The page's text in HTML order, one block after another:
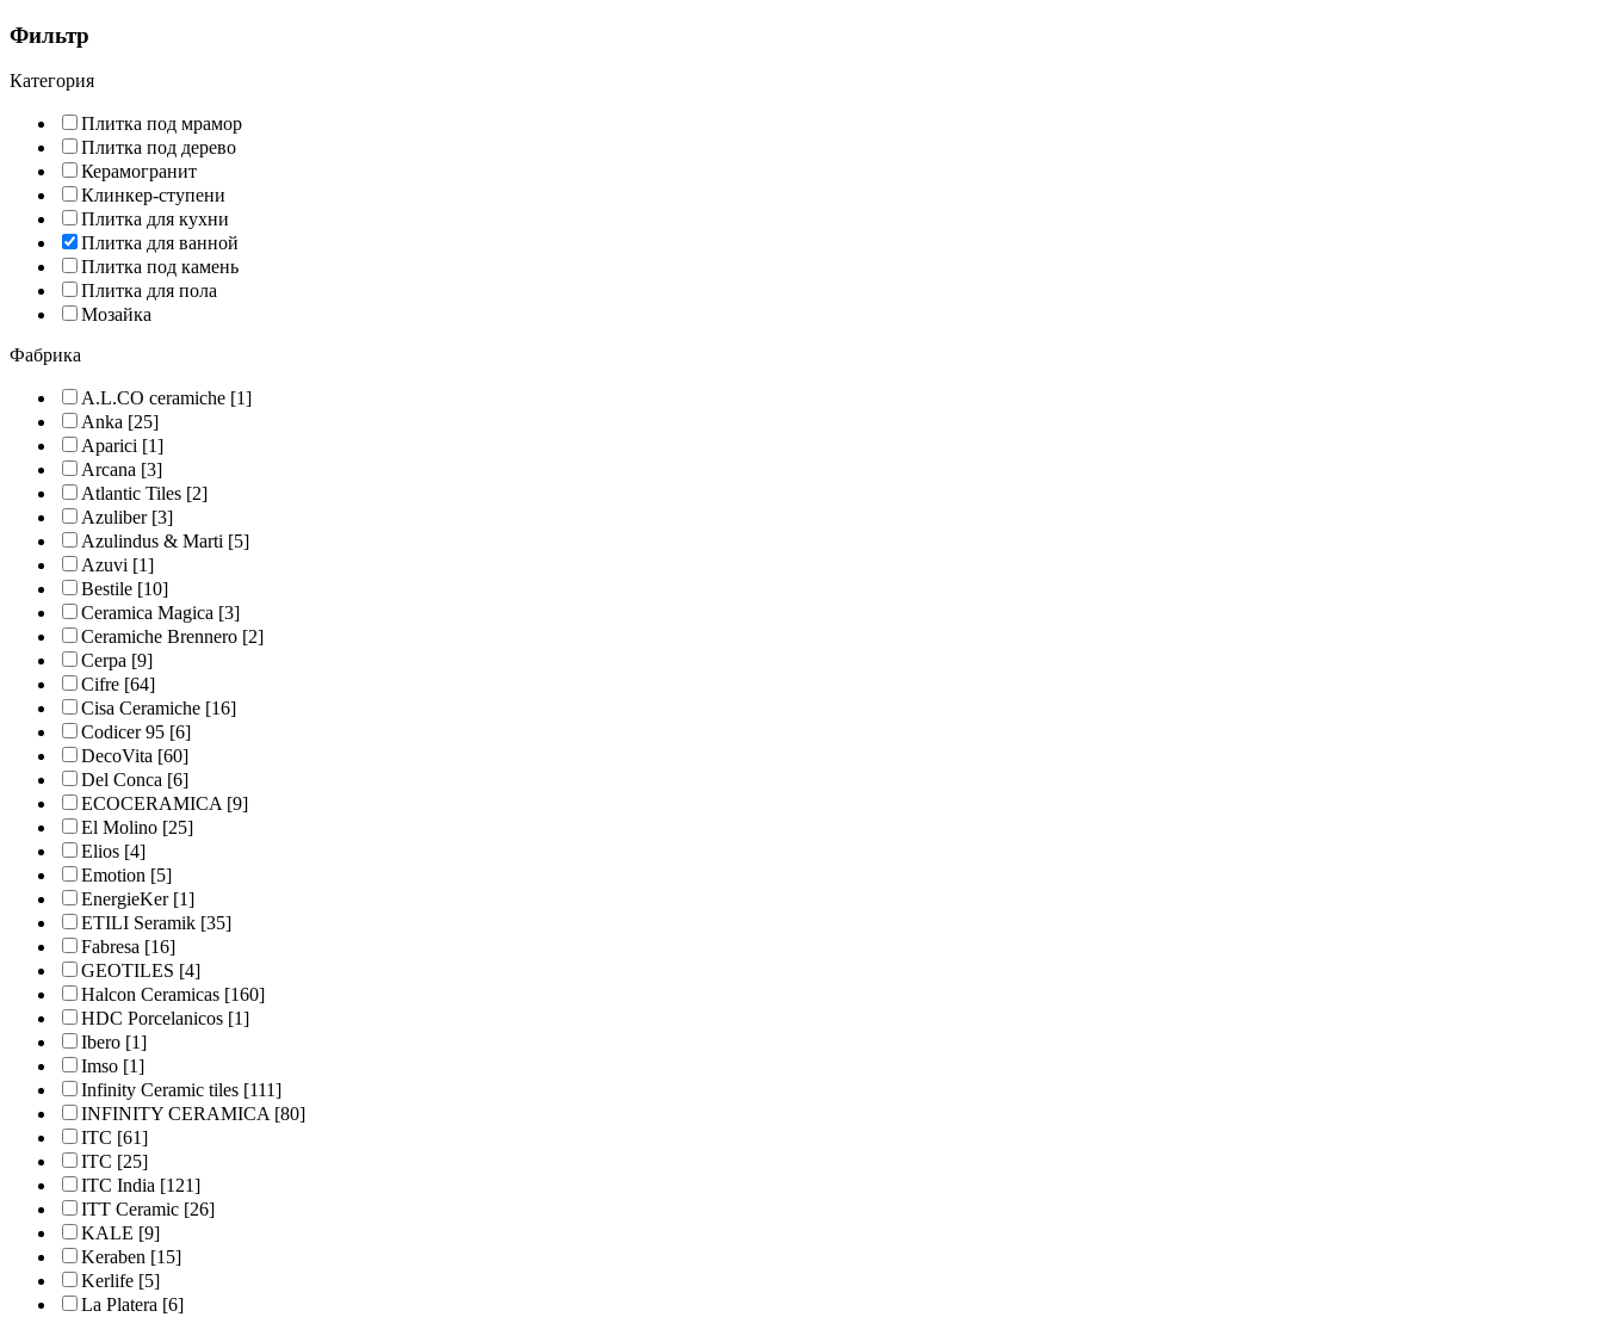
Фильтр
Категория
Плитка под мрамор
Плитка под дерево
Керамогранит
Клинкер-ступени
Плитка для кухни
Плитка для ванной
Плитка под камень
Плитка для пола
Мозайка
Фабрика
A.L.CO ceramiche [1]
Anka [25]
Aparici [1]
Arcana [3]
Atlantic Tiles [2]
Azuliber[3]
Azulindus & Marti [5]
Azuvi [1]
Bestile [10]
Ceramica Magica [3]
Ceramiche Brennero [2]
Cerpa [9]
Cifre [64]
Cisa Ceramiche [16]
Codicer 95 [6]
DecoVita [60]
Del Conca [6]
ECOCERAMICA[9]
El Molino [25]
Elios [4]
Emotion [5]
EnergieKer[1]
ETILI Seramik [35]
Fabresa [16]
GEOTILES [4]
Halcon Ceramicas [160]
HDC Porcelanicos [1]
Ibero [1]
Imso [1]
Infinity Ceramic tiles [111]
INFINITY CERAMICA[80]
ITC [61]
ITC [25]
ITC India [121]
ITT Ceramic [26]
KALE [9]
Keraben [15]
Kerlife [5]
La Platera [6]